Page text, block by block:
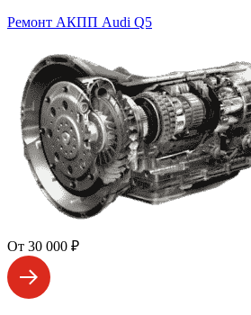
Ремонт АКПП Audi Q5
От 30 000 ₽